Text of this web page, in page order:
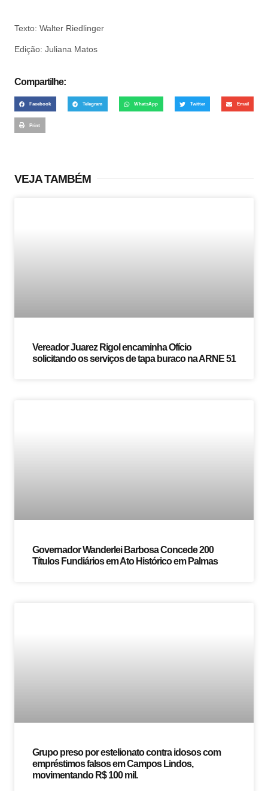
Texto: Walter Riedlinger
Edição: Juliana Matos
Compartilhe:
Facebook Telegram WhatsApp Twitter Email
Print
VEJA TAMBÉM
Vereador Juarez Rigol encaminha Ofício
solicitando os serviços de tapa buraco na ARNE 51
Governador Wanderlei Barbosa Concede 200
Títulos Fundiários em Ato Histórico em Palmas
Grupo preso por estelionato contra idosos com
empréstimos falsos em Campos Lindos,
movimentando R$ 100 mil.